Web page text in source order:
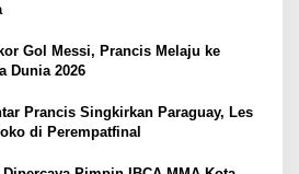
Gol Messi, Prancis Melaju ke
Dunia 2026
Prancis Singkirkan Paraguay, Les
di Perempatfinal